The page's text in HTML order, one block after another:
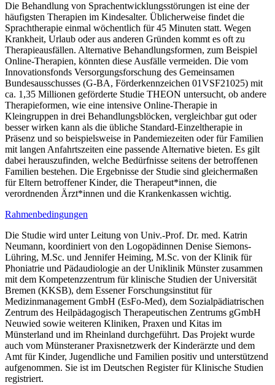
Die Behandlung von Sprachentwicklungsstörungen ist eine der
häufigsten Therapien im Kindesalter. Üblicherweise findet die
Sprachtherapie einmal wöchentlich für 45 Minuten statt. Wegen
Krankheit, Urlaub oder aus anderen Gründen kommt es oft zu
Therapieausfällen. Alternative Behandlungsformen, zum Beispiel
Online-Therapien, könnten diese Ausfälle vermeiden. Die vom
Innovationsfonds Versorgungsforschung des Gemeinsamen
Bundesausschusses (G-BA, Förderkennzeichen 01VSF21025) mit
ca. 1,35 Millionen geförderte Studie THEON untersucht, ob andere
Therapieformen, wie eine intensive Online-Therapie in
Kleingruppen in drei Behandlungsblöcken, vergleichbar gut oder
besser wirken kann als die übliche Standard-Einzeltherapie in
Präsenz und so beispielsweise in Pandemiezeiten oder für Familien
mit langen Anfahrtszeiten eine passende Alternative bieten. Es gilt
dabei herauszufinden, welche Bedürfnisse seitens der betroffenen
Familien bestehen. Die Ergebnisse der Studie sind gleichermaßen
für Eltern betroffener Kinder, die Therapeut*innen, die
verordnenden Ärzt*innen und die Krankenkassen wichtig.
Rahmenbedingungen
Die Studie wird unter Leitung von Univ.-Prof. Dr. med. Katrin
Neumann, koordiniert von den Logopädinnen Denise Siemons-
Lühring, M.Sc. und Jennifer Heiming, M.Sc. von der Klinik für
Phoniatrie und Pädaudiologie an der Uniklinik Münster zusammen
mit dem Kompetenzzentrum für klinische Studien der Universität
Bremen (KKSB), dem Essener Forschungsinstitut für
Medizinmanagement GmbH (EsFo-Med), dem Sozialpädiatrischen
Zentrum des Heilpädagogisch Therapeutischen Zentrums gGmbH
Neuwied sowie weiteren Kliniken, Praxen und Kitas im
Münsterland und im Rheinland durchgeführt. Das Projekt wurde
auch vom Münsteraner Praxisnetzwerk der Kinderärzte und dem
Amt für Kinder, Jugendliche und Familien positiv und unterstützend
aufgenommen. Sie ist im Deutschen Register für Klinische Studien
registriert.